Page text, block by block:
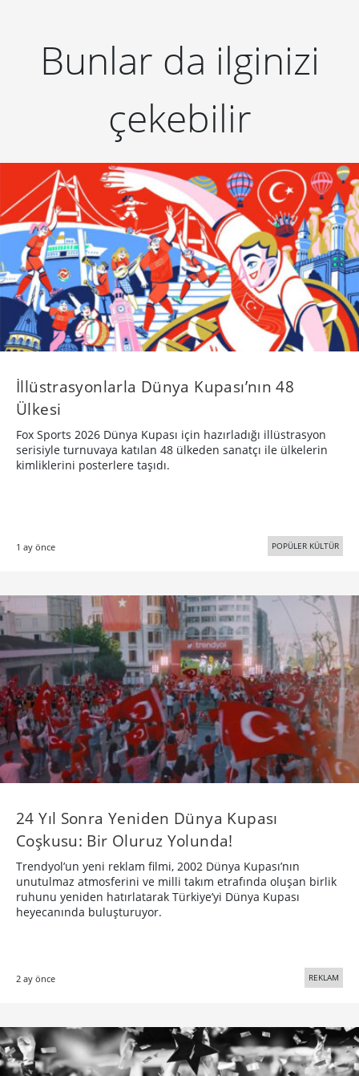
Bunlar da ilginizi
çekebilir
İllüstrasyonlarla Dünya Kupası’nın 48
Ülkesi
Fox Sports 2026 Dünya Kupası için hazırladığı illüstrasyon
serisiyle turnuvaya katılan 48 ülkeden sanatçı ile ülkelerin
kimliklerini posterlere taşıdı.
1 ay önce POPÜLER KÜLTÜR
24 Yıl Sonra Yeniden Dünya Kupası
Coşkusu: Bir Oluruz Yolunda!
Trendyol’un yeni reklam filmi, 2002 Dünya Kupası’nın
unutulmaz atmosferini ve milli takım etrafında oluşan birlik
ruhunu yeniden hatırlatarak Türkiye’yi Dünya Kupası
heyecanında buluşturuyor.
2 ay önce REKLAM